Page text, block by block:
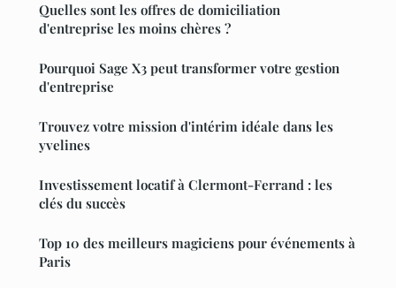
Quelles sont les offres de domiciliation
d'entreprise les moins chères ?
Pourquoi Sage X3 peut transformer votre gestion
d'entreprise
Trouvez votre mission d'intérim idéale dans les
yvelines
Investissement locatif à Clermont-Ferrand : les
clés du succès
Top 10 des meilleurs magiciens pour événements à
Paris